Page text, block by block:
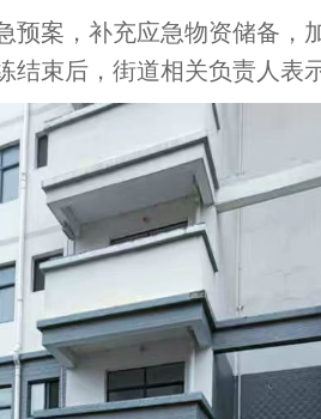
预案，补充应急物资储备，
结束后，街道相关负责人表